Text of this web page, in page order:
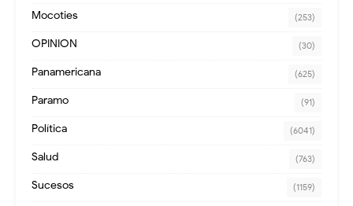
Mocoties (253)
OPINION (30)
Panamericana (625)
Paramo (91)
Política (6041)
Salud (763)
Sucesos (1159)